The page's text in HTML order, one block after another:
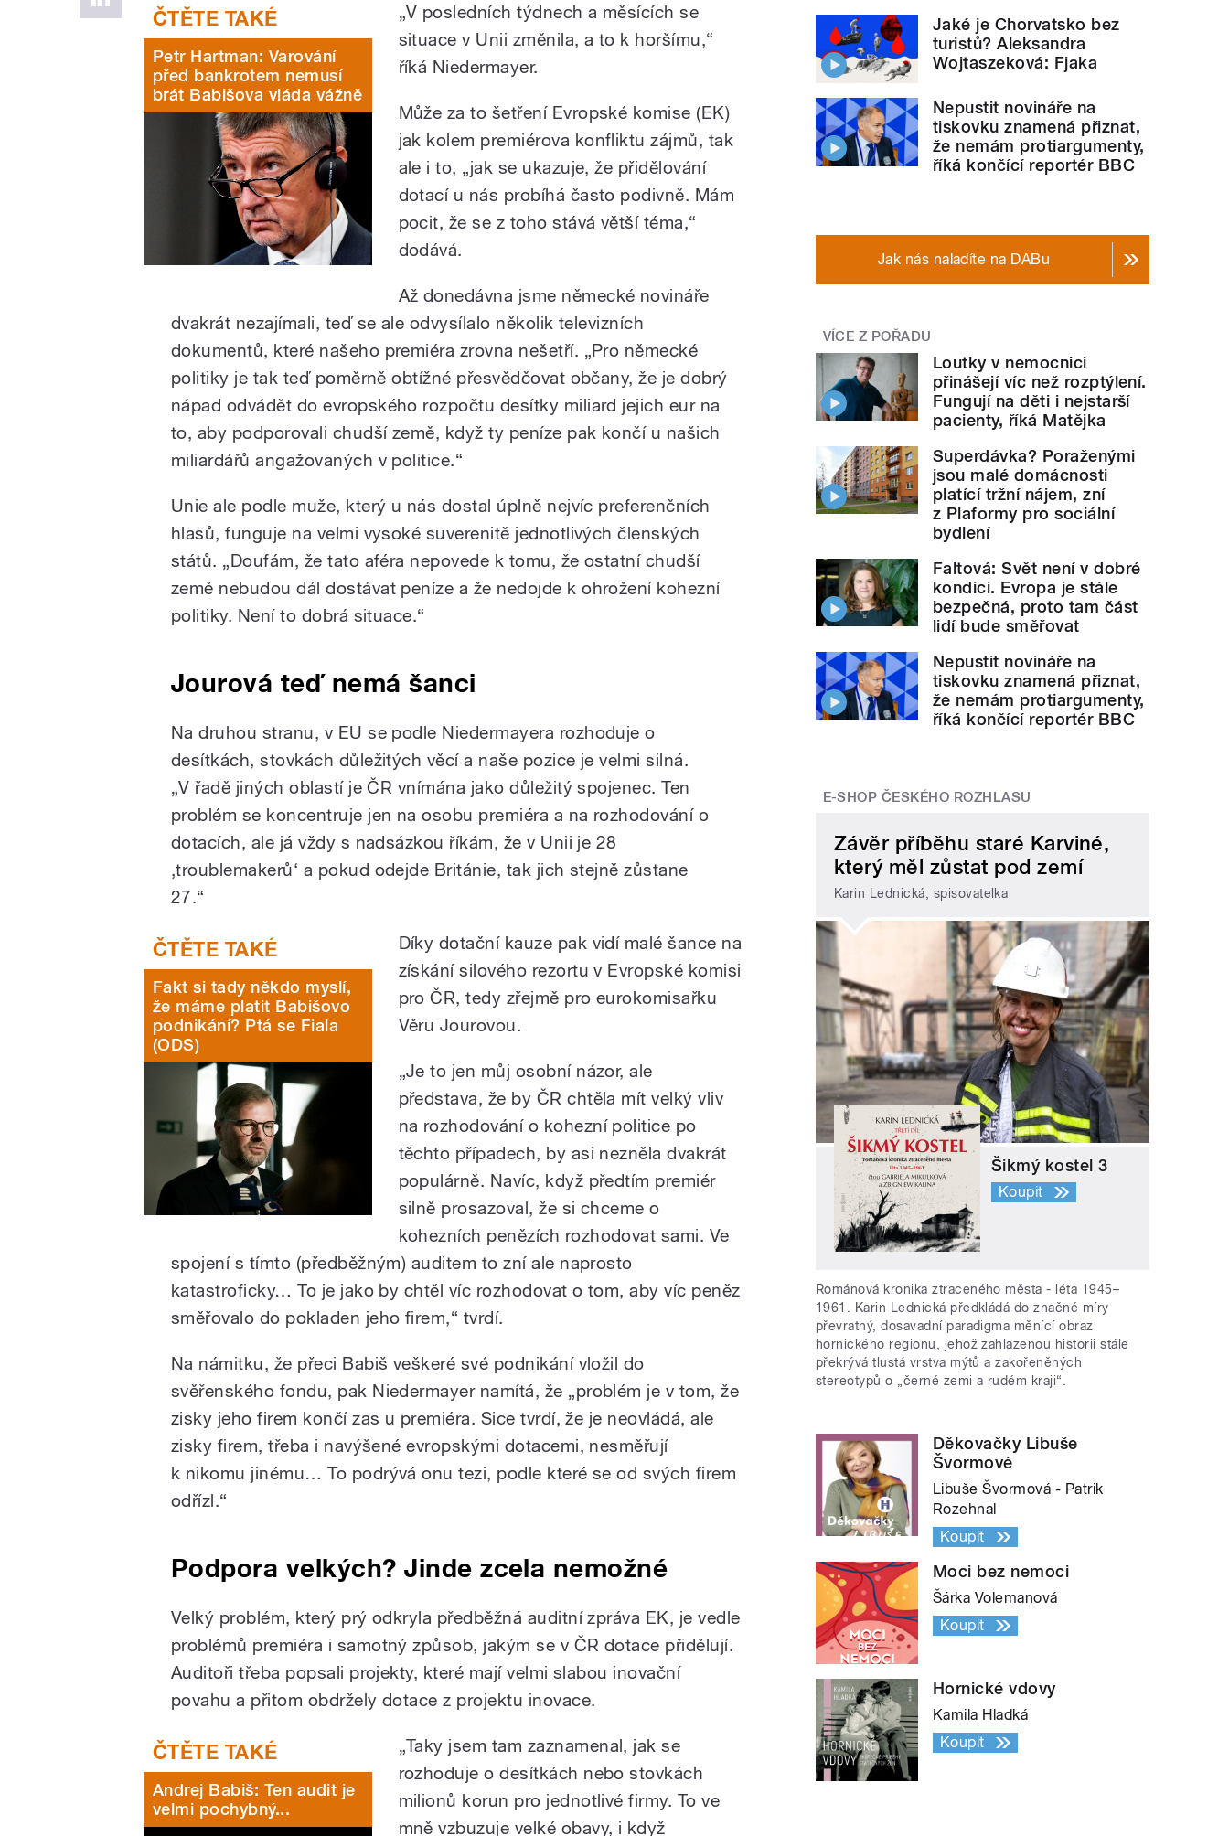
Petr Hartman: Varování
před bankrotem nemusí
brát Babišova vláda vážně
„V posledních týdnech a měsících se
situace v Unii změnila, a to k horšímu,“
říká Niedermayer.
Může za to šetření Evropské komise (EK)
jak kolem premiérova konfliktu zájmů, tak
ale i to, „jak se ukazuje, že přidělování
dotací u nás probíhá často podivně. Mám
pocit, že se z toho stává větší téma,“
dodává.
Až donedávna jsme německé novináře
dvakrát nezajímali, teď se ale odvysílalo několik televizních
dokumentů, které našeho premiéra zrovna nešetří. „Pro německé
politiky je tak teď poměrně obtížné přesvědčovat občany, že je dobrý
nápad odvádět do evropského rozpočtu desítky miliard jejich eur na
to, aby podporovali chudší země, když ty peníze pak končí u našich
miliardářů angažovaných v politice.“
Unie ale podle muže, který u nás dostal úplně nejvíc preferenčních
hlasů, funguje na velmi vysoké suverenitě jednotlivých členských
států. „Doufám, že tato aféra nepovede k tomu, že ostatní chudší
země nebudou dál dostávat peníze a že nedojde k ohrožení kohezní
politiky. Není to dobrá situace.“
Jourová teď nemá šanci
Na druhou stranu, v EU se podle Niedermayera rozhoduje o
desítkách, stovkách důležitých věcí a naše pozice je velmi silná.
„V řadě jiných oblastí je ČR vnímána jako důležitý spojenec. Ten
problém se koncentruje jen na osobu premiéra a na rozhodování o
dotacích, ale já vždy s nadsázkou říkám, že v Unii je 28
‚troublemakerů‘ a pokud odejde Británie, tak jich stejně zůstane
27.“
Fakt si tady někdo myslí,
že máme platit Babišovo
podnikání? Ptá se Fiala
(ODS)
Díky dotační kauze pak vidí malé šance na
získání silového rezortu v Evropské komisi
pro ČR, tedy zřejmě pro eurokomisařku
Věru Jourovou.
„Je to jen můj osobní názor, ale
představa, že by ČR chtěla mít velký vliv
na rozhodování o kohezní politice po
těchto případech, by asi nezněla dvakrát
populárně. Navíc, když předtím premiér
silně prosazoval, že si chceme o
kohezních penězích rozhodovat sami. Ve
spojení s tímto (předběžným) auditem to zní ale naprosto
katastroficky… To je jako by chtěl víc rozhodovat o tom, aby víc peněz
směřovalo do pokladen jeho firem,“ tvrdí.
Na námitku, že přeci Babiš veškeré své podnikání vložil do
svěřenského fondu, pak Niedermayer namítá, že „problém je v tom, že
zisky jeho firem končí zas u premiéra. Sice tvrdí, že je neovládá, ale
zisky firem, třeba i navýšené evropskými dotacemi, nesměřují
k nikomu jinému… To podrývá onu tezi, podle které se od svých firem
odřízl.“
Podpora velkých? Jinde zcela nemožné
Velký problém, který prý odkryla předběžná auditní zpráva EK, je vedle
problémů premiéra i samotný způsob, jakým se v ČR dotace přidělují.
Auditoři třeba popsali projekty, které mají velmi slabou inovační
povahu a přitom obdržely dotace z projektu inovace.
Andrej Babiš: Ten audit je
velmi pochybný...
„Taky jsem tam zaznamenal, jak se
rozhoduje o desítkách nebo stovkách
milionů korun pro jednotlivé firmy. To ve
mně vzbuzuje velké obavy, i když
Jaké je Chorvatsko bez
turistů? Aleksandra
Wojtaszeková: Fjaka
Nepustit novináře na
tiskovku znamená přiznat,
že nemám protiargumenty,
říká končící reportér BBC
Jak nás naladíte na DABu
VÍCE Z POŘADU
Loutky v nemocnici
přinášejí víc než rozptýlení.
Fungují na děti i nejstarší
pacienty, říká Matějka
Superdávka? Poraženými
jsou malé domácnosti
platící tržní nájem, zní
z Plaformy pro sociální
bydlení
Faltová: Svět není v dobré
kondici. Evropa je stále
bezpečná, proto tam část
lidí bude směřovat
Nepustit novináře na
tiskovku znamená přiznat,
že nemám protiargumenty,
říká končící reportér BBC
E-SHOP ČESKÉHO ROZHLASU
Závěr příběhu staré Karviné,
který měl zůstat pod zemí
Karin Lednická, spisovatelka
Šikmý kostel 3
Koupit
Románová kronika ztraceného města - léta 1945–
1961. Karin Lednická předkládá do značné míry
převratný, dosavadní paradigma měnící obraz
hornického regionu, jehož zahlazenou historii stále
překrývá tlustá vrstva mýtů a zakořeněných
stereotypů o „černé zemi a rudém kraji“.
Děkovačky Libuše
Švormové
Libuše Švormová - Patrik
Rozehnal
Koupit
Moci bez nemoci
Šárka Volemanová
Koupit
Hornické vdovy
Kamila Hladká
Koupit